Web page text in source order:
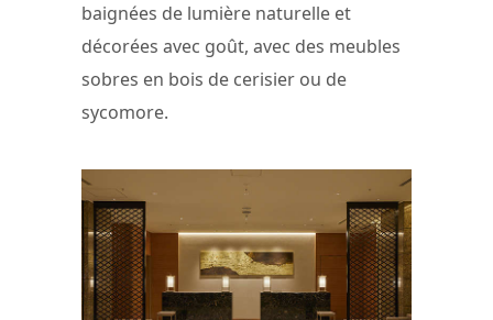
baignées de lumière naturelle et
décorées avec goût, avec des meubles
sobres en bois de cerisier ou de
sycomore.